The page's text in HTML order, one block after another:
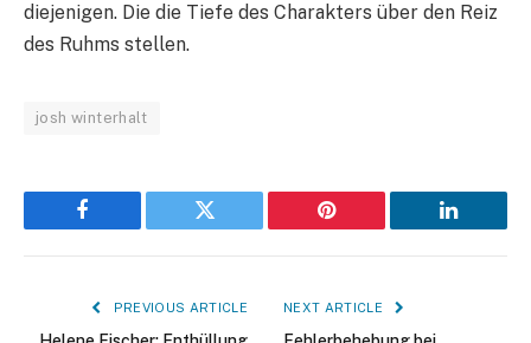
diejenigen. Die die Tiefe des Charakters über den Reiz
des Ruhms stellen.
josh winterhalt
Facebook Twitter Pinterest LinkedIn
PREVIOUS ARTICLE NEXT ARTICLE